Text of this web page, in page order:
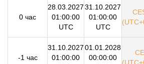
0 час
28.03.2027
01:00:00
UTC
31.10.2027
01:00:00
UTC
-1 час
31.10.2027
01:00:00
01.01.2028
00:00:00